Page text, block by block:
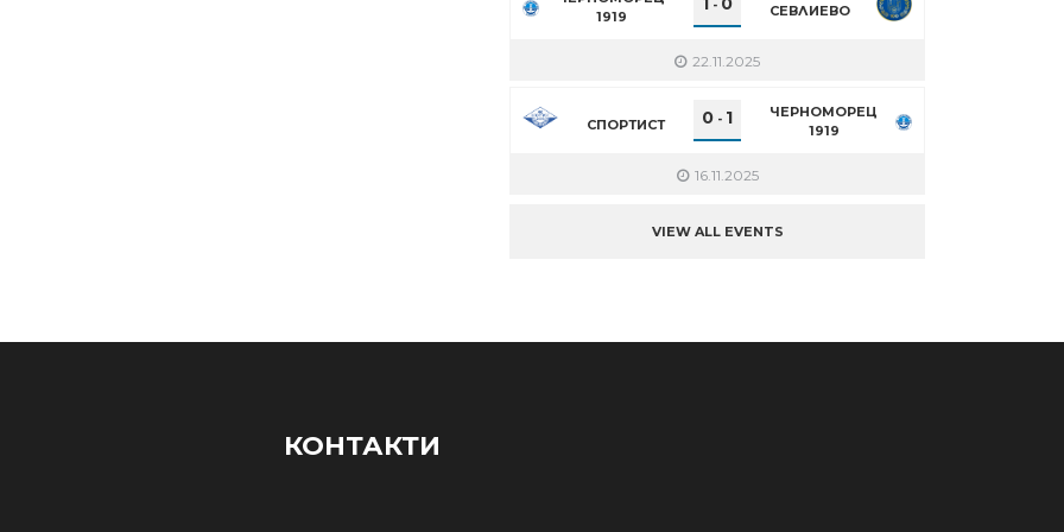
1919
- СЕВЛИЕВО
22.11.2025
СПОРТИСТ 0 - 1
ЧЕРНОМОРЕЦ
1919
16.11.2025
VIEW ALL EVENTS
КОНТАКТИ